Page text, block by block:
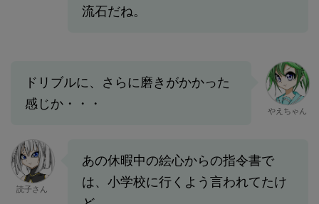
流石だね。
ドリブルに、さらに磨きがかかった
感じか・・・
やえちゃん
読子さん
あの休暇中の絵心からの指令書で
は、小学校に行くよう言われてたけ